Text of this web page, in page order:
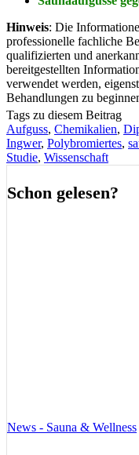
Hinweis: Die
professionelle fachliche
qualifizierten und
bereitgestellten
verwendet werden,
Behandlungen zu
Tags zu diesem Beitrag
Aufguss, Chemikalien,
Ingwer, Polybromiertes,
Studie, Wissenschaft
Schon gelesen?
News - Sauna & Wellness